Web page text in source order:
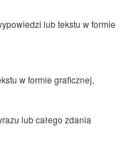
lub tekstu w formie
w formie graficznej,
lub całego zdania